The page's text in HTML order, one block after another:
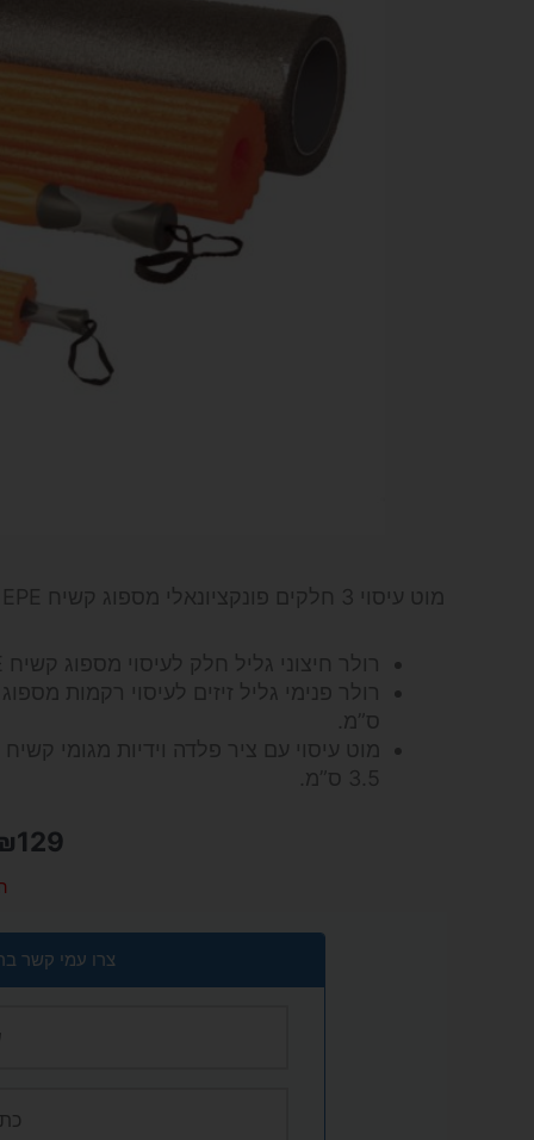
מוט עיסוי 3 חלקים פונקציונאלי מספוג קשיח EPE כולל:
רולר חיצוני גליל חלק לעיסוי מספוג קשיח EPE אורך – 45 ס”מ, קוטר – 16.5 ס”מ.
ס”מ.
3.5 ס”מ.
129
צרו עמי קשר